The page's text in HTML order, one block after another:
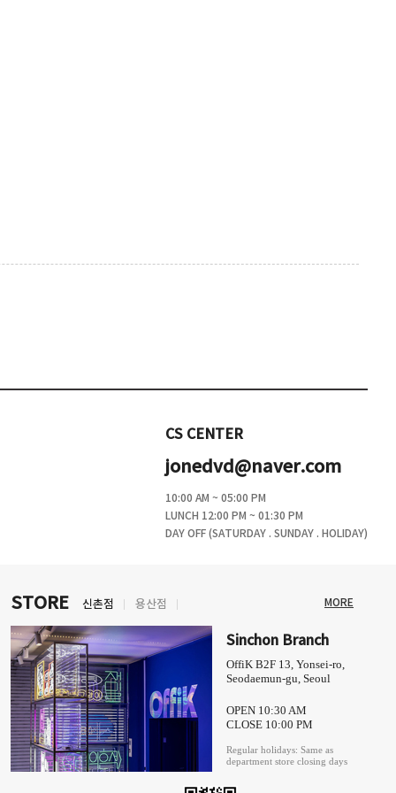
CS CENTER
jonedvd@naver.com
10:00 AM ~ 05:00 PM
LUNCH 12:00 PM ~ 01:30 PM
DAY OFF (SATURDAY . SUNDAY . HOLIDAY)
STORE 신촌점 용산점 MORE
Sinchon Branch
OffiK B2F 13, Yonsei-ro,
Seodaemun-gu, Seoul
OPEN 10:30 AM
CLOSE 10:00 PM
Regular holidays: Same as
department store closing days